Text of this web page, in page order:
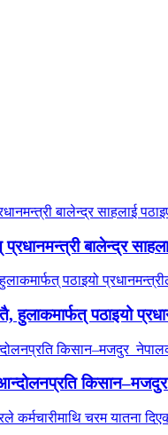
बालेन्द्र
पठाइयो
आन्दोलनप्रति